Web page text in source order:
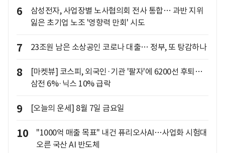
6
삼성전자, 사업장별 노사협의회 전사 통합… 과반 지위
잃은 초기업 노조 '영향력 만회' 시도
7 23조원 남은 소상공인 코로나 대출… 정부, 또 탕감하나
8
[마켓뷰] 코스피, 외국인·기관 '팔자'에 6200선 후퇴…
삼전 6%·닉스 10% 급락
9 [오늘의 운세] 8월 7일 금요일
10
"1000억 매출 목표" 내건 퓨리오사AI…사업화 시험대
오른 국산 AI 반도체